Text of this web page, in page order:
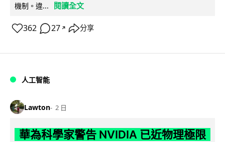
機制。違...
閱讀全文
362 27 ↗ 分享
人工智能
Lawton 2 日
華為科學家警告 NVIDIA 已近物理極限